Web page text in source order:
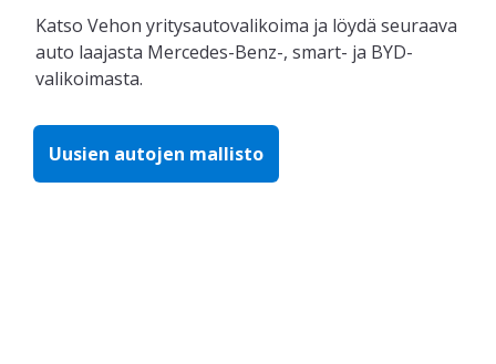
Katso Vehon yritysautovalikoima ja löydä seuraava
auto laajasta Mercedes-Benz-, smart- ja BYD-
valikoimasta.
Uusien autojen mallisto